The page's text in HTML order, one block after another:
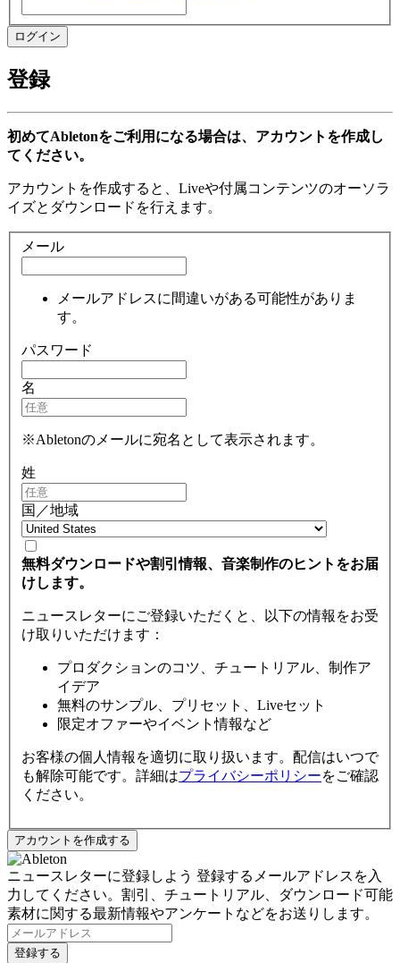
登録
初めてAbletonをご利用になる場合は、アカウントを作成し
てください。
アカウントを作成すると、Liveや付属コンテンツのオーソラ
イズとダウンロードを行えます。
メール
メールアドレスに間違いがある可能性がありま
す。
パスワード
名
※Abletonのメールに宛名として表示されます。
姓
国／地域
無料ダウンロードや割引情報、音楽制作のヒントをお届
けします。
ニュースレターにご登録いただくと、以下の情報をお受
け取りいただけます：
プロダクションのコツ、チュートリアル、制作ア
イデア
無料のサンプル、プリセット、Liveセット
限定オファーやイベント情報など
お客様の個人情報を適切に取り扱います。配信はいつで
も解除可能です。詳細はプライバシーポリシーをご確認
ください。
ニュースレターに登録しよう 登録するメールアドレスを入
力してください。割引、チュートリアル、ダウンロード可能
素材に関する最新情報やアンケートなどをお送りします。